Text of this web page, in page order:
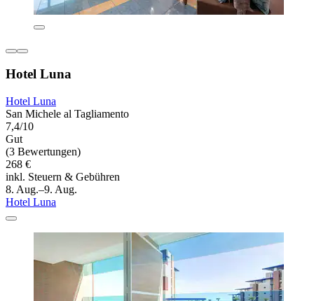
Hotel Luna
Hotel Luna
San Michele al Tagliamento
7,4/10
Gut
(3 Bewertungen)
268 €
inkl. Steuern & Gebühren
8. Aug.–9. Aug.
Hotel Luna